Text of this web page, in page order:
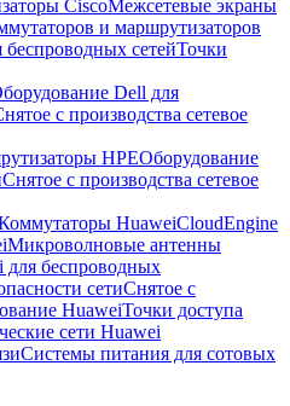
CiscoМежсетевые экраны
и маршрутизаторов
сетейТочки
Dell для
с производства сетевое
HPEОборудование
Снятое с производства сетевое
HuaweiCloudEngine
Микроволновые антенны
для беспроводных
сетиСнятое с
HuaweiТочки доступа
сети Huawei
Системы питания для сотовых